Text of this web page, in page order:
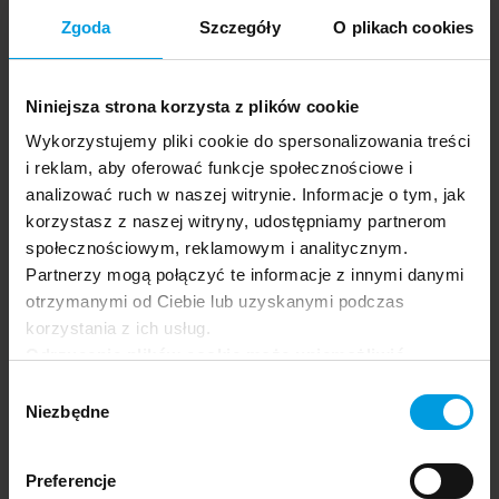
Zgoda Szczegóły O plikach cookies
Niniejsza strona korzysta z plików cookie
Wykorzystujemy pliki cookie do spersonalizowania treści
i reklam, aby oferować funkcje społecznościowe i
analizować ruch w naszej witrynie. Informacje o tym, jak
korzystasz z naszej witryny, udostępniamy partnerom
społecznościowym, reklamowym i analitycznym.
Partnerzy mogą połączyć te informacje z innymi danymi
otrzymanymi od Ciebie lub uzyskanymi podczas
korzystania z ich usług.
oferowanych na naszej stronie, w tym m.in. z
zgody
Niezbędne
Preferencje
Family and romantic relationships Mental Health
PL
Katarzyna
Grunt-
Mejer